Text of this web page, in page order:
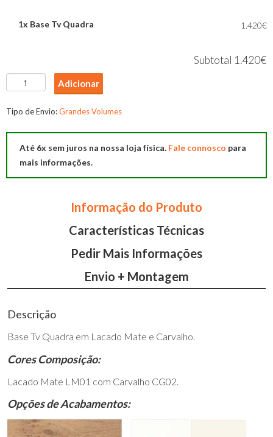
1x Base Tv Quadra 1.420€
Subtotal 1.420€
Quantidade
de
Base
Adicionar
Tipo de Envio:Grandes Volumes
Até 6x sem juros na nossa loja física. Fale connosco para
mais informações.
Informação do Produto
Características Técnicas
Pedir Mais Informações
Envio + Montagem
Descrição
Base Tv Quadra em Lacado Mate e Carvalho.
Cores Composição:
Lacado Mate LM01 com Carvalho CG02.
Opções de Acabamentos: